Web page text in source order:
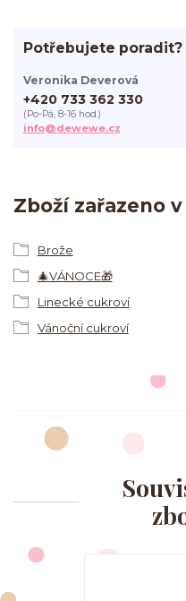
Zboží zařazeno
Brože
🎄VÁNOCE🎁
Linecké cukroví
Vánoční cukroví
Potřebujete poradit?
Veronika Deverová
+420 733 362 330
(Po-Pá, 8-16 hod.)
info@dewewe.cz